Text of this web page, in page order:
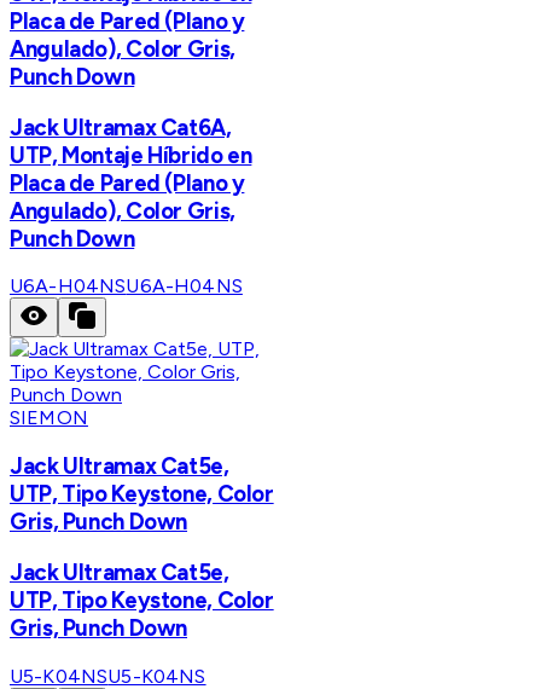
Placa de Pared (Plano y
Angulado), Color Gris,
Punch Down
Jack Ultramax Cat6A,
UTP, Montaje Híbrido en
Placa de Pared (Plano y
Angulado), Color Gris,
Punch Down
U6A-H04NSU6A-H04NS
SIEMON
Jack Ultramax Cat5e,
UTP, Tipo Keystone, Color
Gris, Punch Down
Jack Ultramax Cat5e,
UTP, Tipo Keystone, Color
Gris, Punch Down
U5-K04NSU5-K04NS